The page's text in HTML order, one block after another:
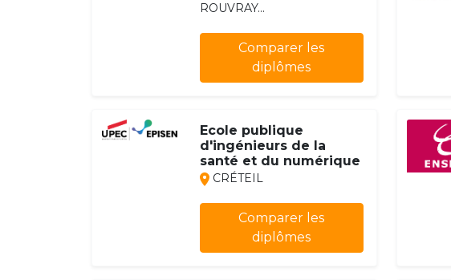
ROUVRAY...
Comparer les
diplômes
Ecole publique
d'ingénieurs de la
santé et du numérique
CRÉTEIL
Comparer les
diplômes